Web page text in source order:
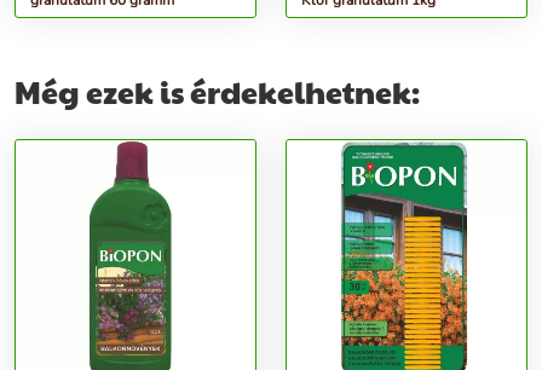
Még ezek is érdekelhetnek: